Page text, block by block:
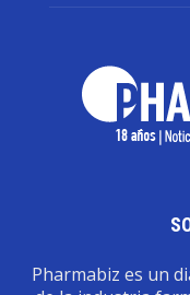
Pharmabiz es un